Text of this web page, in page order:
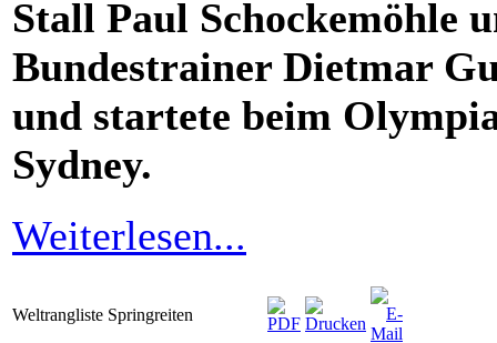
Stall Paul Schockemöhle
Bundestrainer Dietmar
und startete beim
Sydney.
Weiterlesen...
Weltrangliste Springreiten